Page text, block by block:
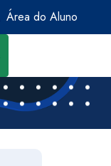
Área do Aluno